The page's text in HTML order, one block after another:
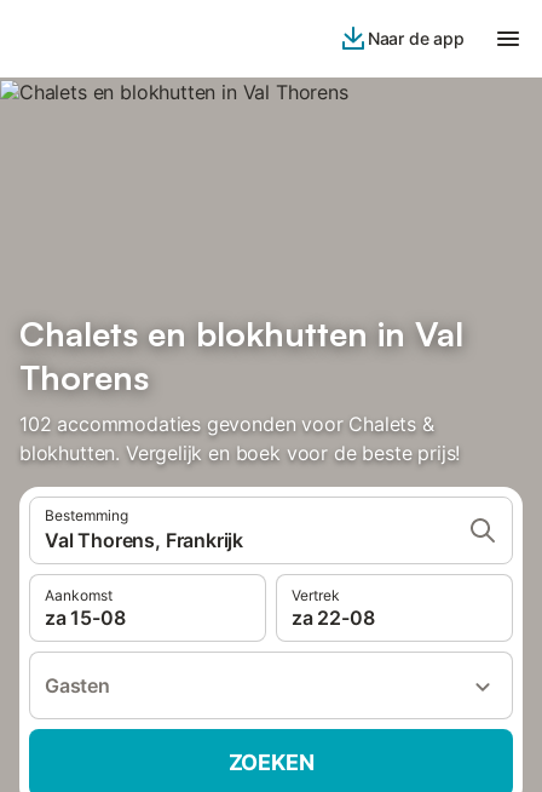
Naar de app
Chalets en blokhutten in Val
Thorens
102 accommodaties gevonden voor Chalets &
blokhutten. Vergelijk en boek voor de beste prijs!
Bestemming
Val Thorens, Frankrijk
Aankomst
za 15-08
Vertrek
za 22-08
Gasten
ZOEKEN